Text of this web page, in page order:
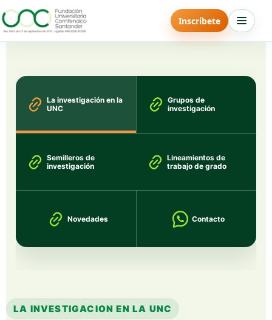
Inscríbete
La investigación en la
UNC
Grupos de
investigación
Semilleros de
investigación
Lineamientos de
trabajo de grado
Novedades Contacto
LA INVESTIGACION EN LA UNC